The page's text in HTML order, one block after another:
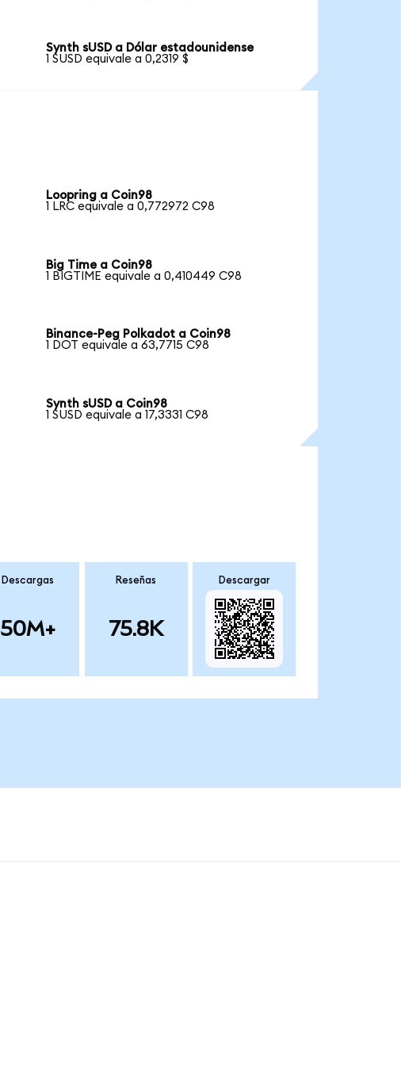
Synth sUSD a Dólar estadounidense
1 SUSD equivale a 0,2319 $
Loopring a Coin98
1 LRC equivale a 0,772972 C98
Big Time a Coin98
1 BIGTIME equivale a 0,410449 C98
Binance-Peg Polkadot a Coin98
1 DOT equivale a 63,7715 C98
Synth sUSD a Coin98
1 SUSD equivale a 17,3331 C98
Descargas
50M+
Reseñas
75.8K
Descargar